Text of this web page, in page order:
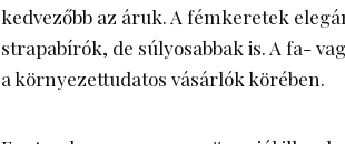
kedvezőbb az áruk. A fémkeretek
strapabírók, de súlyosabbak is. A fa-
a környezettudatos vásárlók körében.